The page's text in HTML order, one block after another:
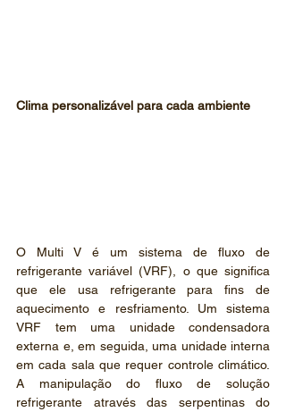
Clima personalizável para cada ambiente
O Multi V é um sistema de fluxo de
refrigerante variável (VRF), o que significa
que ele usa refrigerante para fins de
aquecimento e resfriamento. Um sistema
VRF tem uma unidade condensadora
externa e, em seguida, uma unidade interna
em cada sala que requer controle climático.
A manipulação do fluxo de solução
refrigerante através das serpentinas do